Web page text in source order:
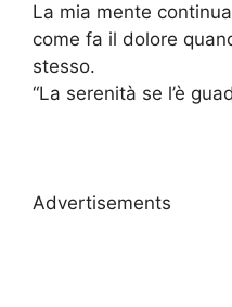
La mia mente
come fa il dolore
stesso.
“La serenità se l’è
Advertisements